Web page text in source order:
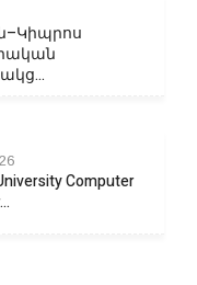
Computer